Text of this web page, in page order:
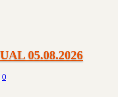
05.08.2026
0